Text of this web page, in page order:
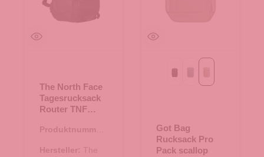
The North Face
Tagesrucksack
Router TNF
Produktnummer:
Hersteller: The
Blackmonochrome marlin
Got Bag
Rucksack Pro
Pack scallop